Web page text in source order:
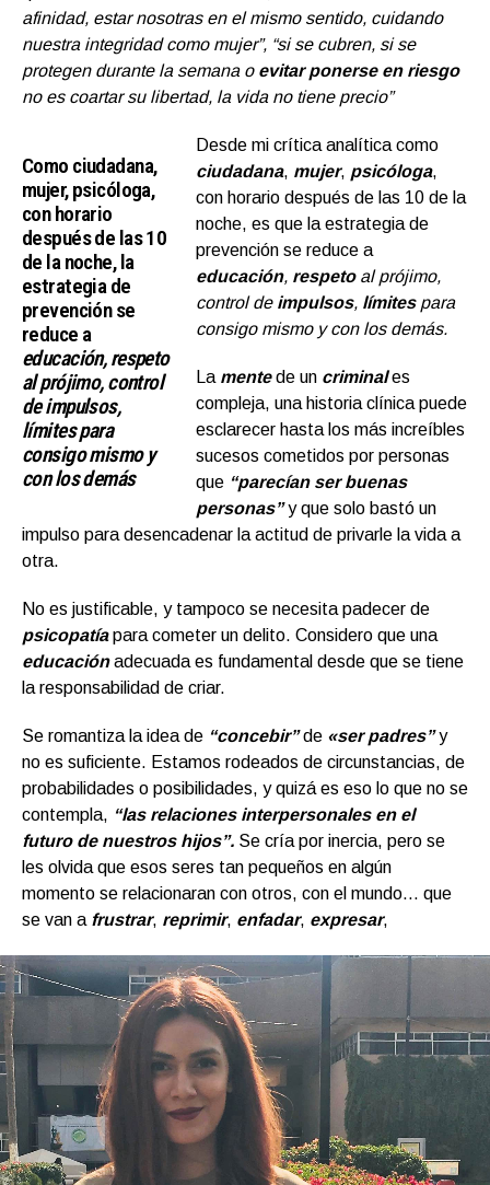
afinidad, estar nosotras en el mismo sentido, cuidando
nuestra integridad como mujer”, “si se cubren, si se
protegen durante la semana o evitar ponerse en riesgo
no es coartar su libertad, la vida no tiene precio”
Como ciudadana,
mujer, psicóloga,
con horario
después de las 10
de la noche, la
estrategia de
prevención se
reduce a
educación, respeto
al prójimo, control
de impulsos,
límites para
consigo mismo y
con los demás
Desde mi crítica analítica como
ciudadana, mujer, psicóloga,
con horario después de las 10 de la
noche, es que la estrategia de
prevención se reduce a
educación, respetoal prójimo,
control de impulsos, límitespara
consigo mismo y con los demás.
La mentede un criminales
compleja, una historia clínica puede
esclarecer hasta los más increíbles
sucesos cometidos por personas
que “parecían ser buenas
personas”y que solo bastó un
impulso para desencadenar la actitud de privarle la vida a
otra.
No es justificable, y tampoco se necesita padecer de
psicopatíapara cometer un delito. Considero que una
educaciónadecuada es fundamental desde que se tiene
la responsabilidad de criar.
Se romantiza la idea de “concebir”de «ser padres”y
no es suficiente. Estamos rodeados de circunstancias, de
probabilidades o posibilidades, y quizá es eso lo que no se
contempla, “las relaciones interpersonales en el
futuro de nuestros hijos”. Se cría por inercia, pero se
les olvida que esos seres tan pequeños en algún
momento se relacionaran con otros, con el mundo… que
se van a frustrar, reprimir, enfadar, expresar,